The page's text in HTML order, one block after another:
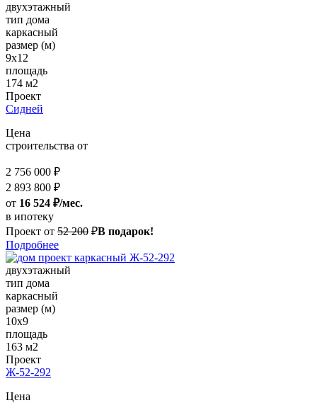
двухэтажный
тип дома
каркасный
размер (м)
9х12
площадь
174 м2
Проект
Сидней
Цена
строительства от
2 756 000 ₽
2 893 800 ₽
от 16 524 ₽/мес.
в ипотеку
Проект от 52 200 ₽В подарок!
Подробнее
двухэтажный
тип дома
каркасный
размер (м)
10x9
площадь
163 м2
Проект
Ж-52-292
Цена